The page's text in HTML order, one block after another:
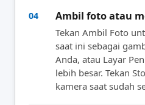
04 Ambil foto atau
Tekan Ambil Foto
saat ini sebagai
Anda, atau Layar
lebih besar. Tekan
kamera saat sudah